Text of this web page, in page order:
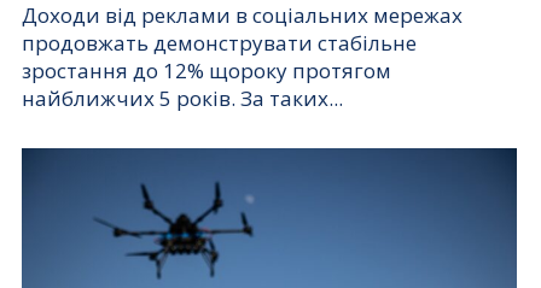
Доходи від реклами в соціальних мережах
продовжать демонструвати стабільне
зростання до 12% щороку протягом
найближчих 5 років. За таких...